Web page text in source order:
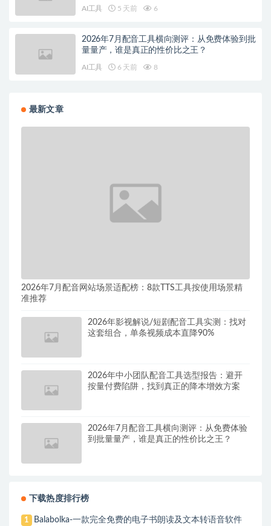
AI工具 5 天前 6
2026年7月配音工具横向测评：从免费体验到批
量量产，谁是真正的性价比之王？
AI工具 6 天前 8
最新文章
2026年7月配音网站场景适配榜：8款TTS工具按使用场景精
准推荐
2026年影视解说/短剧配音工具实测：找对
这套组合，单条视频成本直降90%
2026年中小团队配音工具选型报告：避开
按量付费陷阱，找到真正的降本增效方案
2026年7月配音工具横向测评：从免费体验
到批量量产，谁是真正的性价比之王？
下载热度排行榜
1 Balabolka-一款完全免费的电子书朗读及文本转语音软件